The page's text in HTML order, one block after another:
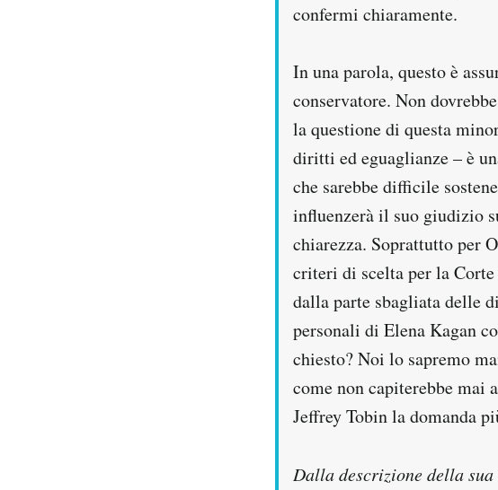
confermi chiaramente.
In una parola, questo è
conservatore. Non
la questione di questa
diritti ed eguaglianze – è
che sarebbe difficile
influenzerà il suo giudizio
chiarezza. Soprattutto per
criteri di scelta per la Corte
dalla parte sbagliata delle
personali di Elena Kagan
chiesto? Noi lo sapremo
come non capiterebbe mai
Jeffrey Tobin la domanda
Dalla descrizione della sua